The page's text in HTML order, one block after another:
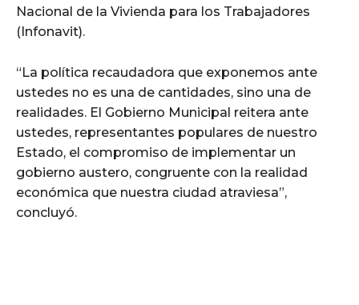
Nacional de la Vivienda para los Trabajadores
(Infonavit).
“La política recaudadora que exponemos ante
ustedes no es una de cantidades, sino una de
realidades. El Gobierno Municipal reitera ante
ustedes, representantes populares de nuestro
Estado, el compromiso de implementar un
gobierno austero, congruente con la realidad
económica que nuestra ciudad atraviesa”,
concluyó.